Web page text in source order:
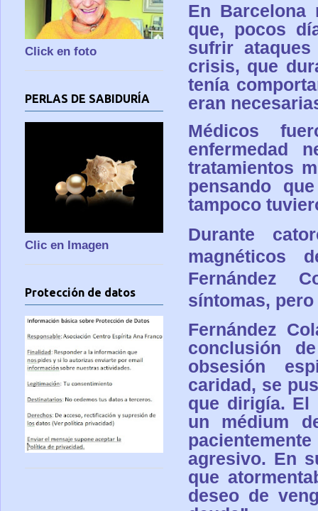
En
que, pocos
sufrir ataques
crisis, que
tenía
eran
Médicos
enfermedad
tratamientos
pensando
tampoco
Durante
magnéticos
Fernández
síntomas,
Fernández
conclusión
obsesión
caridad, se
que dirigía. El
un médium
agresivo. En
que
deseo de
Click en foto
PERLAS DE SABIDURÍA
Clic en Imagen
Protección de datos